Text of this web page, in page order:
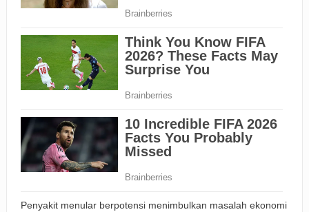
Penyakit menular berpotensi menimbulkan masalah ekonomi